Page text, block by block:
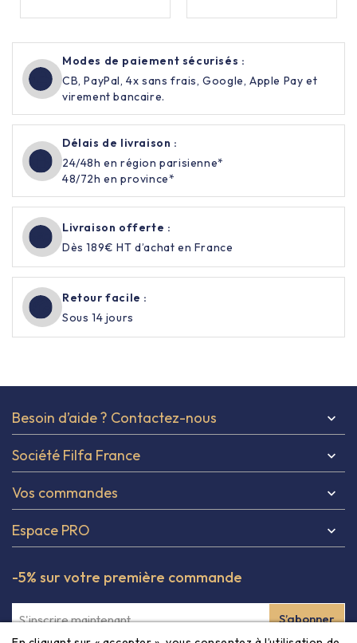
Modes de paiement sécurisés :
CB, PayPal, 4x sans frais, Google, Apple Pay et
virement bancaire.
Délais de livraison :
24/48h en région parisienne*
48/72h en province*
Livraison offerte :
Dès 189€ HT d’achat en France
Retour facile :
Sous 14 jours
Besoin d’aide ? Contactez-nous 
Société Filfa France 
Vos commandes 
Espace PRO 
-5% sur votre première commande